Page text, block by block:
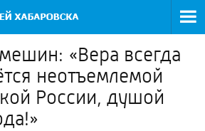
«Вера всегда
неотъемлемой
России, душой